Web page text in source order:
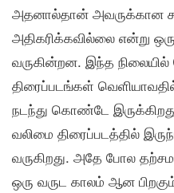
அதனால்தான் அவருக்கான
அதிகரிக்கவில்லை என்று
வருகின்றன. இந்த நிலையில்
திரைப்படங்கள்
நடந்து கொண்டே
வலிமை திரைப்படத்தில்
வருகிறது. அதே போல
ஒரு வருட காலம் ஆன